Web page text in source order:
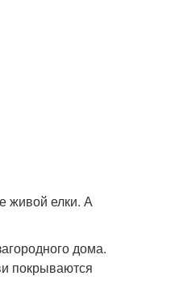
живой елки. А
дома.
покрываются